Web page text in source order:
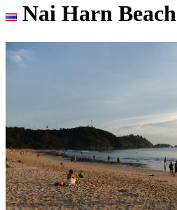
Nai Harn Beach